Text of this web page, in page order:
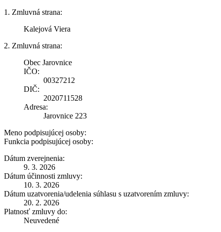
1. Zmluvná strana:
Kalejová Viera
2. Zmluvná strana:
Obec Jarovnice
IČO:
00327212
DIČ:
2020711528
Adresa:
Jarovnice 223
Meno podpisujúcej osoby:
Funkcia podpisujúcej osoby:
Dátum zverejnenia:
9. 3. 2026
Dátum účinnosti zmluvy:
10. 3. 2026
Dátum uzatvorenia/udelenia súhlasu s uzatvorením zmluvy:
20. 2. 2026
Platnosť zmluvy do:
Neuvedené